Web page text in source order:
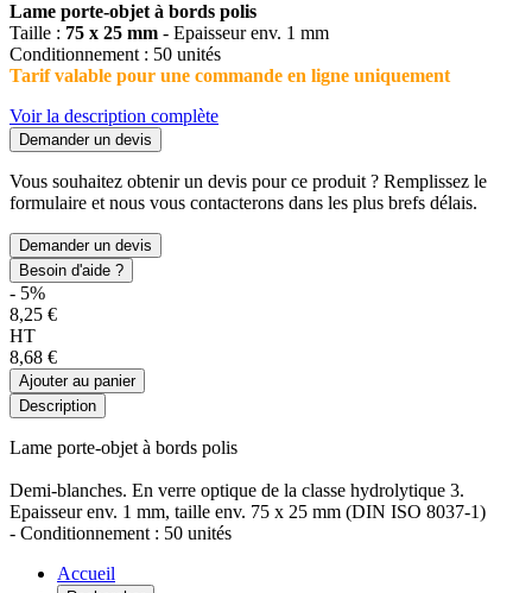
Lame porte-objet à bords polis
Taille : 75 x 25 mm - Epaisseur env. 1 mm
Conditionnement : 50 unités
Tarif valable pour une commande en ligne uniquement
Voir la description complète
Demander un devis
Vous souhaitez obtenir un devis pour ce produit ? Remplissez le
formulaire et nous vous contacterons dans les plus brefs délais.
Demander un devis
Besoin d'aide ?
- 5%
8,25 €
HT
8,68 €
Ajouter au panier
Description
Lame porte-objet à bords polis
Demi-blanches. En verre optique de la classe hydrolytique 3.
Epaisseur env. 1 mm, taille env. 75 x 25 mm (DIN ISO 8037-1)
- Conditionnement : 50 unités
Accueil